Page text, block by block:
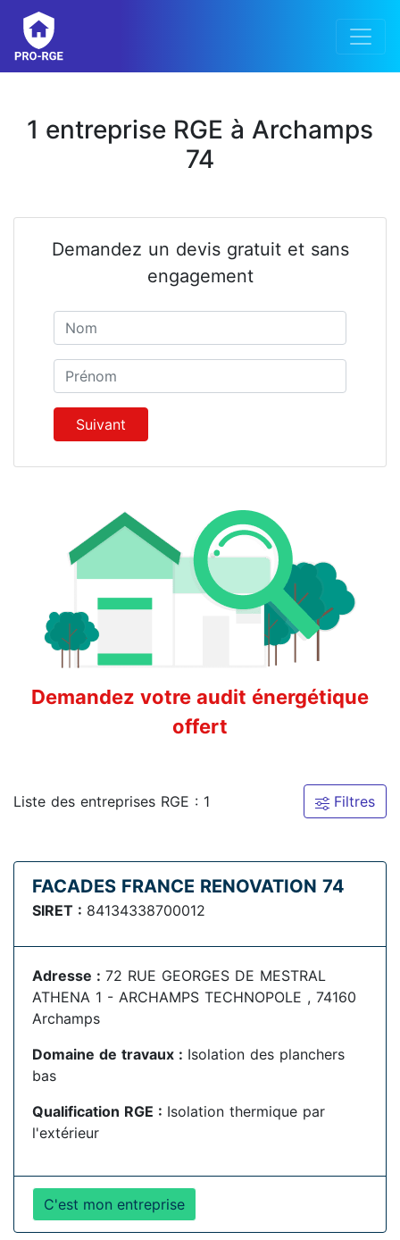
1 entreprise RGE à Archamps
74
Demandez un devis gratuit et sans
engagement
Prénom
Suivant
Demandez votre audit énergétique
offert
Liste des entreprises RGE : 1 Filtres
FACADES FRANCE RENOVATION 74
SIRET : 84134338700012
Adresse : 72 RUE GEORGES DE MESTRAL
ATHENA 1 - ARCHAMPS TECHNOPOLE , 74160
Archamps
Domaine de travaux : Isolation des planchers
bas
Qualification RGE : Isolation thermique par
l'extérieur
C'est mon entreprise